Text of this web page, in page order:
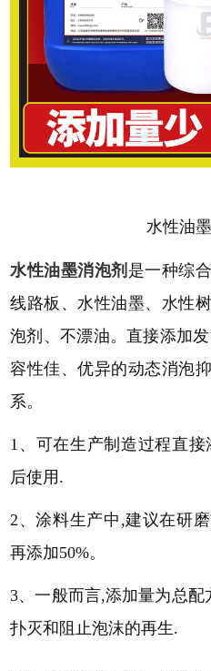
水性油
水性油墨消泡剂 是一种综
线路板、水性油墨、水性
泡剂、不漂油。直接添加
容性佳、优异的动态消泡
系。
1、可在生产制造过程直
后使用.
2、涂料生产中,建议在研
再添加50%。
3、一般而言,添加量为总配
扑灭和阻止泡沫的再生.